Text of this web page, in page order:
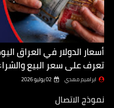
تعرف على سعر البيع
ابراهيم مهدي 02 يوليو 2026
نموذج الاتصال